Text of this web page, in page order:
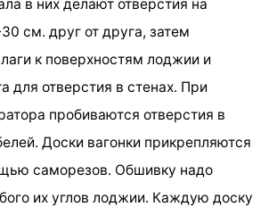
в них делают отверстия на
см. друг от друга, затем
к поверхностям лоджии и
для отверстия в стенах. При
пробиваются отверстия в
Доски вагонки прикрепляются
саморезов. Обшивку надо
их углов лоджии. Каждую доску